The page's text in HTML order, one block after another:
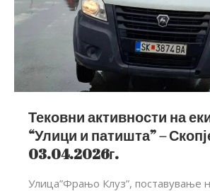
Тековни активности на
“Улици и патишта” –
03.04.2026г.
Улица”Фрањо Клуз”, поставување